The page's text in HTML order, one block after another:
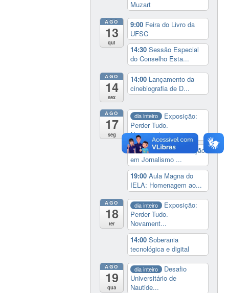
Muzart
AGO
13
qui
9:00 Feira do Livro da
UFSC
14:30Sessão Especial
do Conselho Esta...
AGO
14
sex
14:00 Lançamento da
cinebiografia de D...
AGO
17
seg
dia inteiro
Exposição:
Perder Tudo.
Novament...
16:00 Curso de formação
em Jornalismo ...
19:00Aula Magna do
IELA: Homenagem ao...
AGO
18
ter
dia inteiro
Exposição:
Perder Tudo.
Novament...
14:00Soberania
tecnológica e digital
AGO
19
qua
dia inteiro
Desafio
Universitário de
Nautide...